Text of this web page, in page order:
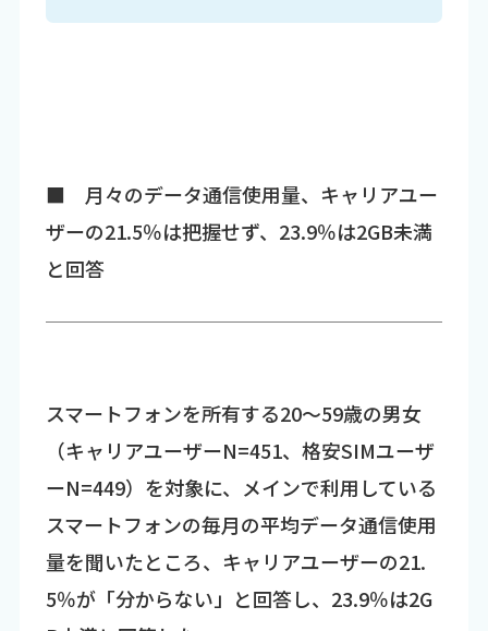
■ 月々のデータ通信使用量、キャリアユー
ザーの21.5％は把握せず、23.9％は2GB未満
と回答
スマートフォンを所有する20～59歳の男女
（キャリアユーザーN=451、格安SIMユーザ
ーN=449）を対象に、メインで利用している
スマートフォンの毎月の平均データ通信使用
量を聞いたところ、キャリアユーザーの21.
5％が「分からない」と回答し、23.9％は2G